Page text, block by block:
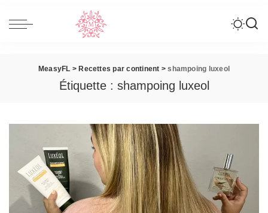
MeasyFL > Recettes par continent >shampoing luxeol
Étiquette : shampoing luxeol